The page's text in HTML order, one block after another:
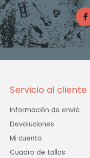
F
a
c
e
b
o
o
Servicio al cliente
Información de envió
Devoluciones
Mi cuenta
Cuadro de tallas